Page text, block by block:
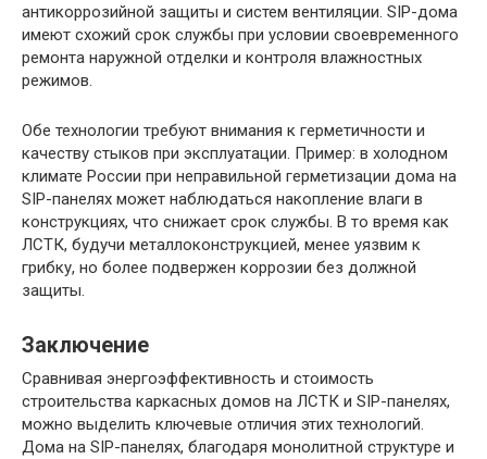
антикоррозийной защиты и систем вентиляции. SIP-дома
имеют схожий срок службы при условии своевременного
ремонта наружной отделки и контроля влажностных
режимов.
Обе технологии требуют внимания к герметичности и
качеству стыков при эксплуатации. Пример: в холодном
климате России при неправильной герметизации дома на
SIP-панелях может наблюдаться накопление влаги в
конструкциях, что снижает срок службы. В то время как
ЛСТК, будучи металлоконструкцией, менее уязвим к
грибку, но более подвержен коррозии без должной
защиты.
Заключение
Сравнивая энергоэффективность и стоимость
строительства каркасных домов на ЛСТК и SIP-панелях,
можно выделить ключевые отличия этих технологий.
Дома на SIP-панелях, благодаря монолитной структуре и